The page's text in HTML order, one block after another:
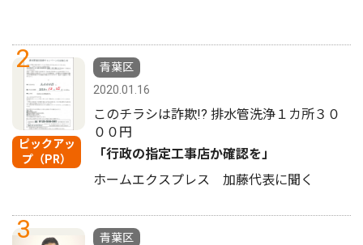
2
ピックアッ
プ（PR）
青葉区
2020.01.16
このチラシは詐欺!? 排水管洗浄１カ所３０
００円
「行政の指定工事店か確認を」
ホームエクスプレス 加藤代表に聞く
3
青葉区